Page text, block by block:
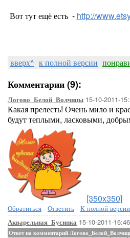
Вот тут ещё есть - http://
вверх^ к полной версии
Комментарии (9):
Логово_Белой_Волчицы 15-10-2011-
Какая прелесть! Очень мило и
будут теплыми, ласковыми,
[350x350]
Обратиться - Ответить - К полной версии
Акварельная_Бусинка 15-10-2011-16:46
Ответ на комментарий